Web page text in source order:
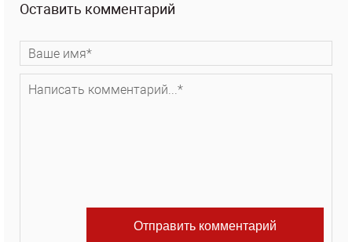
Оставить комментарий